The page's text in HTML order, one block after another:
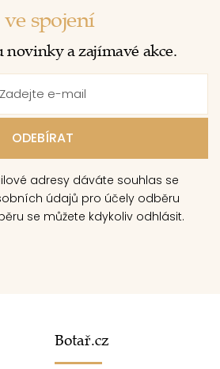
spojení
a zajímavé akce.
adresy dáváte souhlas se
údajů pro účely odběru
se můžete kdykoliv odhlásit.
Botař.cz